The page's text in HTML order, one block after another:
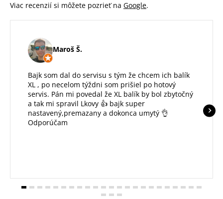
Viac recenzií si môžete pozrieť na Google.
Maroš Š.
Bajk som dal do servisu s tým že chcem ich balík
XL , po necelom týždni som prišiel po hotový
servis. Pán mi povedal že XL balík by bol zbytočný
a tak mi spravil Lkovy 👍 bajk super
nastavený,premazany a dokonca umytý 👌
Odporúčam